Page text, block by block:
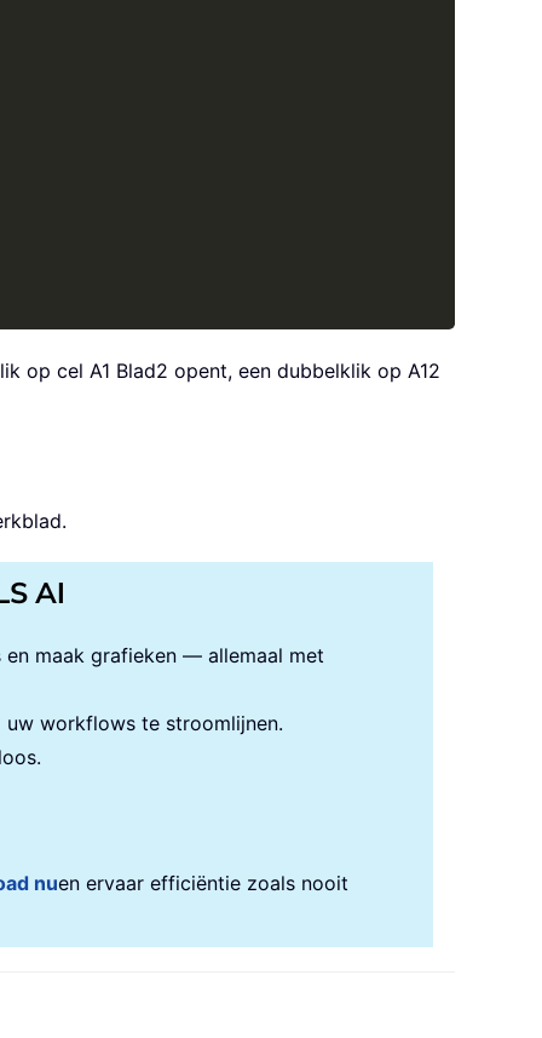
op cel A1 Blad2 opent, een dubbelklik op A12
AI
en maak grafieken — allemaal met
uw workflows te stroomlijnen.
nuen ervaar efficiëntie zoals nooit